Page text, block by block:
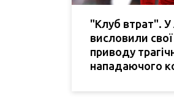
"Клуб втрат". У
висловили свої
приводу
нападаючого